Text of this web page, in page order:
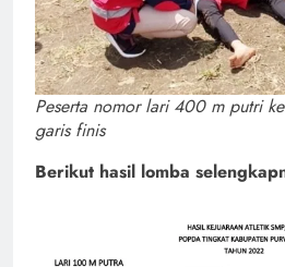
Peserta nomor lari 400 m putri
garis finis
Berikut hasil lomba